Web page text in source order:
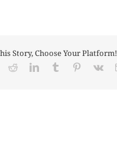
Story, Choose Your Platform!
RedditLinkedInTumblr Pinterest
Vk